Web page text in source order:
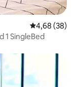
4,68 de uma
4,68 (38)
1 SingleBed